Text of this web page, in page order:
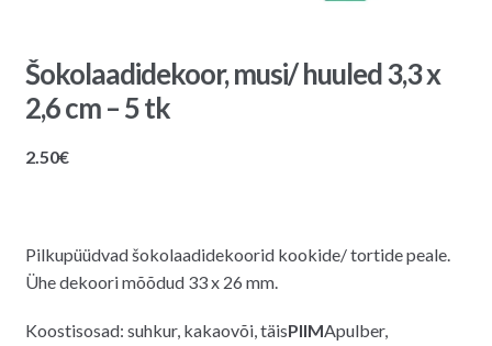
Šokolaadidekoor, musi/ huuled 3,3 x
2,6 cm – 5 tk
2.50€
Pilkupüüdvad šokolaadidekoorid kookide/ tortide peale.
Ühe dekoori mõõdud 33 x 26 mm.
Koostisosad: suhkur, kakaovõi, täisPIIMApulber,